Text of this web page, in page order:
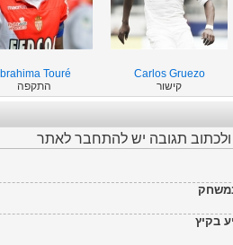
Carlos Gruezo
קישור
Ibrahima Touré
התקפה
ולכתוב תגובה יש להתחבר לאתר